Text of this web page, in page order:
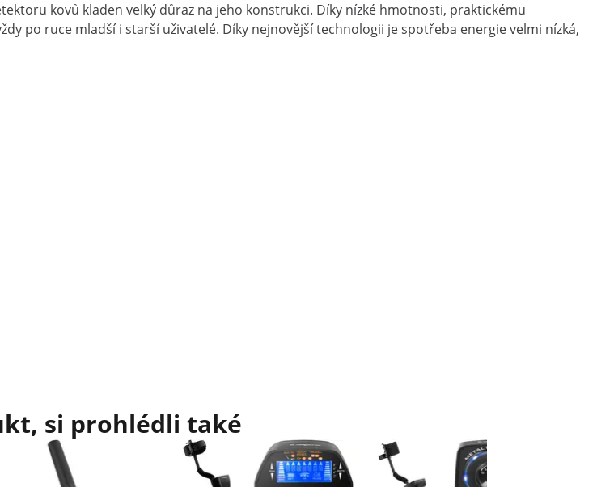
kovů kladen velký důraz na jeho konstrukci. Díky nízké hmotnosti, praktickému
po ruce mladší i starší uživatelé. Díky nejnovější technologii je spotřeba energie velmi nízká,
si prohlédli také